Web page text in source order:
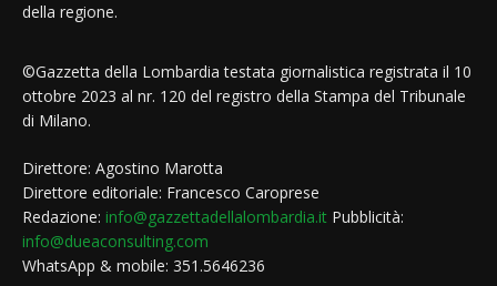
della regione.
©Gazzetta della Lombardia testata giornalistica registrata il 10
ottobre 2023 al nr. 120 del registro della Stampa del Tribunale
di Milano.
Direttore: Agostino Marotta
Direttore editoriale: Francesco Caroprese
Redazione: info@gazzettadellalombardia.it Pubblicità:
info@dueaconsulting.com
WhatsApp & mobile: 351.5646236